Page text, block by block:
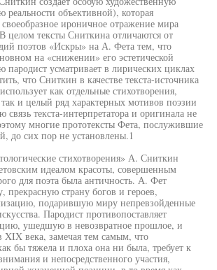
реальности объективной), которая
своеобразное ироничное отражение мира
целом тексты Сниткина отличаются от
поэтов «Искры» на А. Фета тем, что
на «снижении» его эстетической
пародист усматривает в лирических циклах
что Сниткин в качестве текста-источника
как отдельные стихотворения,
и целый ряд характерных мотивов поэзии
текста-интерпретатора и оригинала не
многие прототексты Фета, послужившие
до сих пор не установлены.1
стихотворения» А. Сниткин
идеалом красоты, совершенным
для поэта была античность. А. Фет
прекрасную страну богов и героев,
подарившую миру непревзойденные
Пародист противопоставляет
ушедшую в невозвратное прошлое, и
XIX века, замечая тем самым, что
бы тяжела и плоха она ни была, требует к
и непосредственного участия,